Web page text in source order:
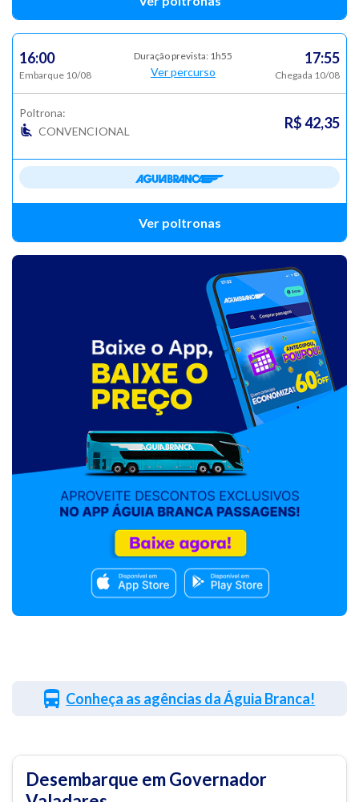
16:00
Embarque 10/08
Duração prevista: 1h55
Ver percurso
17:55
Chegada 10/08
Poltrona:
CONVENCIONAL
R$ 42,35
Ver poltronas
Conheça as agências da Águia Branca!
Desembarque em Governador